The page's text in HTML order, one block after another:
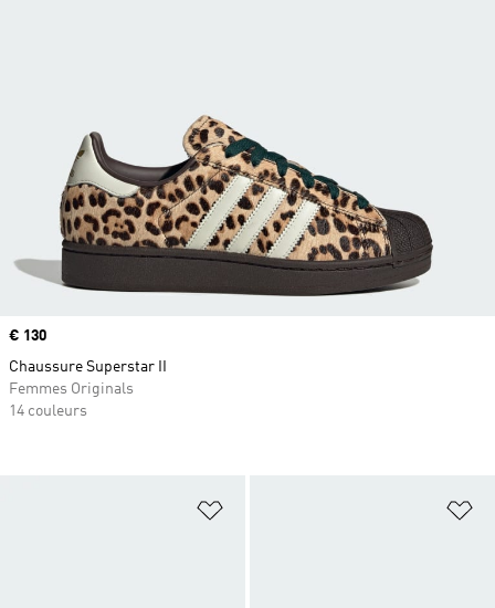
Ajouter à la Liste de produits
Prix
€ 130
Chaussure Superstar II
Femmes Originals
14 couleurs